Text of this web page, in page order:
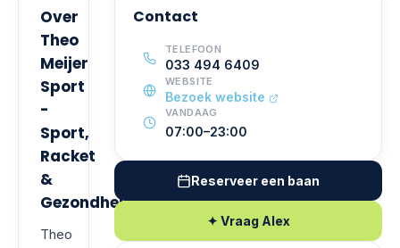
Over
Theo
Meijer
Sport
-
Sport,
Racket
&
Gezondheidscentrum
Theo
Contact
TELEFOON
033 494 6409
WEBSITE
Bezoek website
VANDAAG
07:00–23:00
Reserveer een baan
✦ Vraag Alex